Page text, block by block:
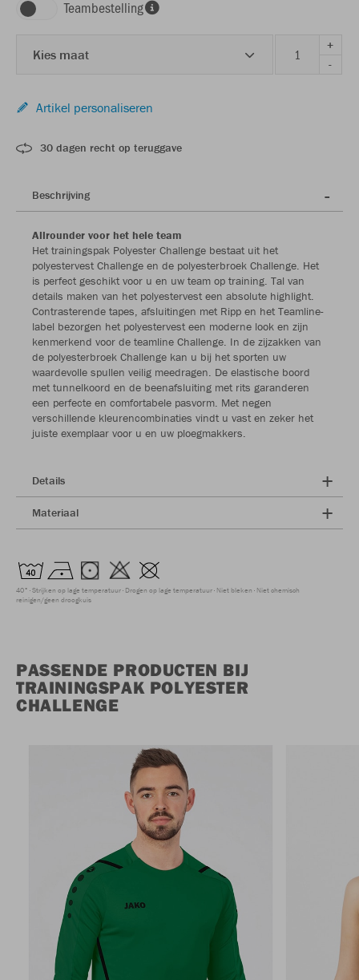
Teambestelling
Kies maat
+
-
Artikel personaliseren
30 dagen recht op teruggave
Beschrijving
Allrounder voor het hele team
Het trainingspak Polyester Challenge bestaat uit het
polyestervest Challenge en de polyesterbroek Challenge. Het
is perfect geschikt voor u en uw team op training. Tal van
details maken van het polyestervest een absolute highlight.
Contrasterende tapes, afsluitingen met Ripp en het Teamline-
label bezorgen het polyestervest een moderne look en zijn
kenmerkend voor de teamline Challenge. In de zijzakken van
de polyesterbroek Challenge kan u bij het sporten uw
waardevolle spullen veilig meedragen. De elastische boord
met tunnelkoord en de beenafsluiting met rits garanderen
een perfecte en comfortabele pasvorm. Met negen
verschillende kleurencombinaties vindt u vast en zeker het
juiste exemplaar voor u en uw ploegmakkers.
Details
Materiaal
40° Strijken op lage temperatuur Drogen op lage temperatuur Niet bleken Niet chemisch
reinigen/geen droogkuis
PASSENDE PRODUCTEN BIJ
TRAININGSPAK POLYESTER
CHALLENGE